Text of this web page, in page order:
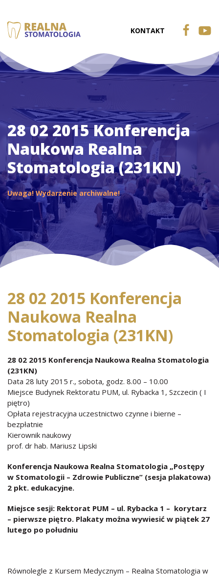
KONTAKT
28 02 2015 Konferencja
Naukowa Realna
Stomatologia (231KN)
Uwaga! Wydarzenie archiwalne!
28 02 2015 Konferencja
Naukowa Realna
Stomatologia (231KN)
28 02 2015 Konferencja Naukowa Realna Stomatologia
(231KN)
Data 28 luty 2015 r., sobota, godz. 8.00 – 10.00
Miejsce Budynek Rektoratu PUM, ul. Rybacka 1, Szczecin ( I
piętro)
Opłata rejestracyjna uczestnictwo czynne i bierne –
bezpłatnie
Kierownik naukowy
prof. dr hab. Mariusz Lipski
Konferencja Naukowa Realna Stomatologia „Postępy
w Stomatologii – Zdrowie Publiczne” (sesja plakatowa)
2 pkt. edukacyjne.
Miejsce sesji: Rektorat PUM – ul. Rybacka 1 – korytarz
– pierwsze piętro. Plakaty można wywiesić w piątek 27
lutego po południu
Równolegle z Kursem Medycznym – Realna Stomatologia w